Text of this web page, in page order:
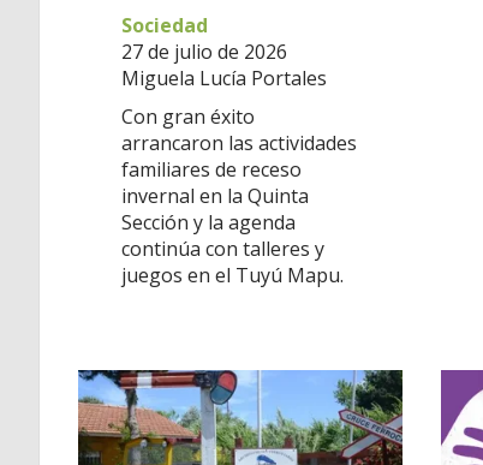
Miguela Lucía Portales
Sociedad
27 de julio de 2026
Con gran éxito
arrancaron las actividades
familiares de receso
invernal en la Quinta
Sección y la agenda
continúa con talleres y
juegos en el Tuyú Mapu.